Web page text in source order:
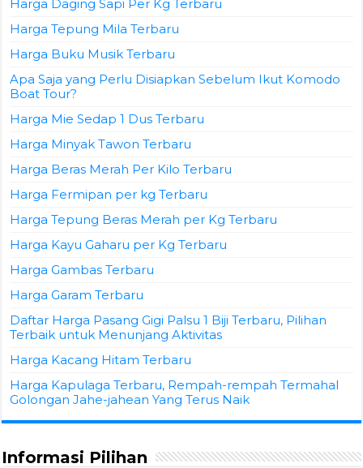
Harga Daging Sapi Per Kg Terbaru
Harga Tepung Mila Terbaru
Harga Buku Musik Terbaru
Apa Saja yang Perlu Disiapkan Sebelum Ikut Komodo
Boat Tour?
Harga Mie Sedap 1 Dus Terbaru
Harga Minyak Tawon Terbaru
Harga Beras Merah Per Kilo Terbaru
Harga Fermipan per kg Terbaru
Harga Tepung Beras Merah per Kg Terbaru
Harga Kayu Gaharu per Kg Terbaru
Harga Gambas Terbaru
Harga Garam Terbaru
Daftar Harga Pasang Gigi Palsu 1 Biji Terbaru, Pilihan
Terbaik untuk Menunjang Aktivitas
Harga Kacang Hitam Terbaru
Harga Kapulaga Terbaru, Rempah-rempah Termahal
Golongan Jahe-jahean Yang Terus Naik
Informasi Pilihan